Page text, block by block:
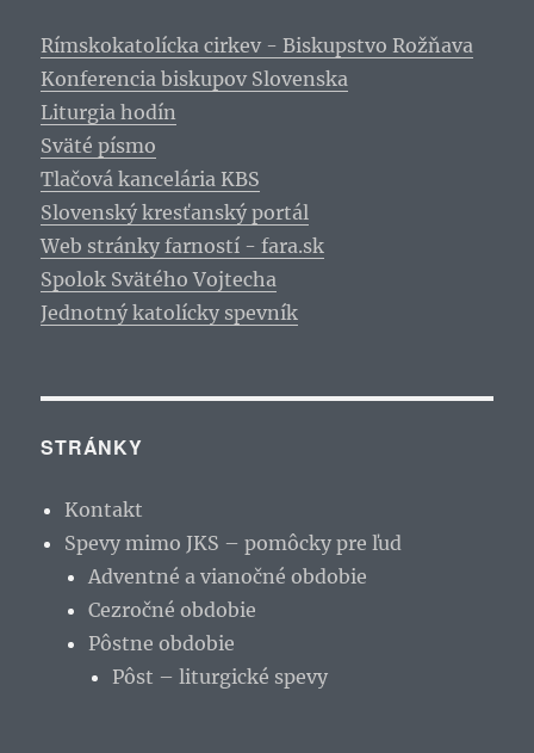
Rímskokatolícka cirkev - Biskupstvo Rožňava
Konferencia biskupov Slovenska
Liturgia hodín
Sväté písmo
Tlačová kancelária KBS
Slovenský kresťanský portál
Web stránky farností - fara.sk
Spolok Svätého Vojtecha
Jednotný katolícky spevník
STRÁNKY
Kontakt
Spevy mimo JKS – pomôcky pre ľud
Adventné a vianočné obdobie
Cezročné obdobie
Pôstne obdobie
Pôst – liturgické spevy